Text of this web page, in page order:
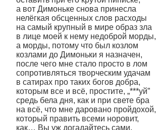
а вот Димоньке снова принесла
нелёгкая обсценных слов расходы
на самый крупный в мире образ зла
в лице моей к нему недоброй морды,
а морды, потому что был козлом
козлами до Димоньки я назначен,
после чего мне стало просто в лом
сопротивляться творческим удачам
в сатирах про таких богов добра,
которым все и всё, простите, „***уй”
средь бела дня, как и при свете бра
на всё, что мне даровано пройдохой,
который править всеми норовит,
как… Вы уж догадайтесь сами,